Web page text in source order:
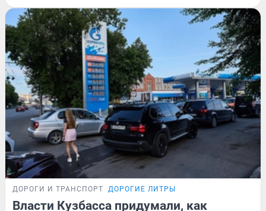
ДОРОГИ И ТРАНСПОРТ ДОРОГИЕ ЛИТРЫ
Власти Кузбасса придумали, как